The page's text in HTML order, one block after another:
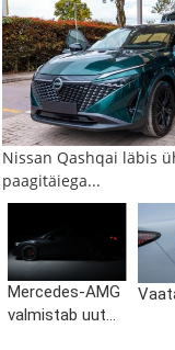
Nissan Qashqai läbis
paagitäiega...
Mercedes-AMG
valmistab uut...